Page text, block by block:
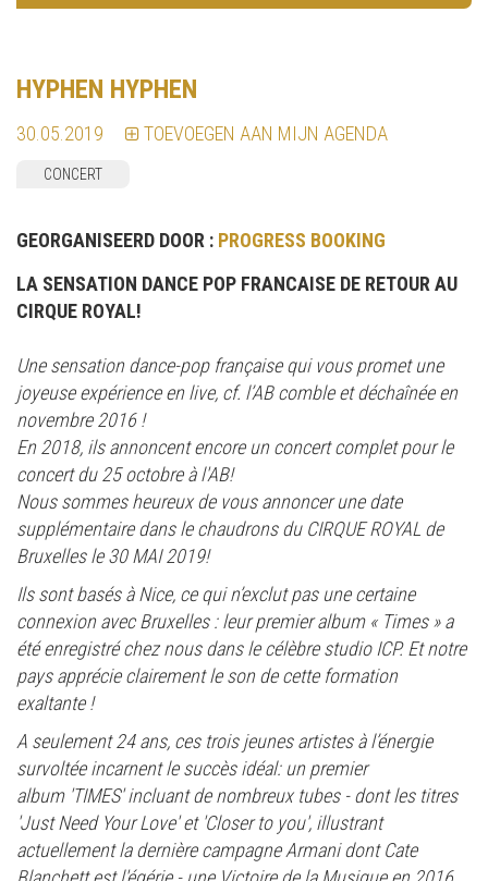
HYPHEN HYPHEN
30.05.2019 TOEVOEGEN AAN MIJN AGENDA
CONCERT
GEORGANISEERD DOOR : PROGRESS BOOKING
LA SENSATION DANCE POP FRANCAISE DE RETOUR AU
CIRQUE ROYAL!
Une sensation dance-pop française qui vous promet une
joyeuse expérience en live, cf. l’AB comble et déchaînée en
novembre 2016 !
En 2018, ils annoncent encore un concert complet pour le
concert du 25 octobre à l'AB!
Nous sommes heureux de vous annoncer une date
supplémentaire dans le chaudrons du CIRQUE ROYAL de
Bruxelles le 30 MAI 2019!
Ils sont basés à Nice, ce qui n’exclut pas une certaine
connexion avec Bruxelles : leur premier album « Times » a
été enregistré chez nous dans le célèbre studio ICP. Et notre
pays apprécie clairement le son de cette formation
exaltante !
A seulement 24 ans, ces trois jeunes artistes à l’énergie
survoltée incarnent le succès idéal: un premier
album 'TIMES' incluant de nombreux tubes - dont les titres
'Just Need Your Love' et 'Closer to you', illustrant
actuellement la dernière campagne Armani dont Cate